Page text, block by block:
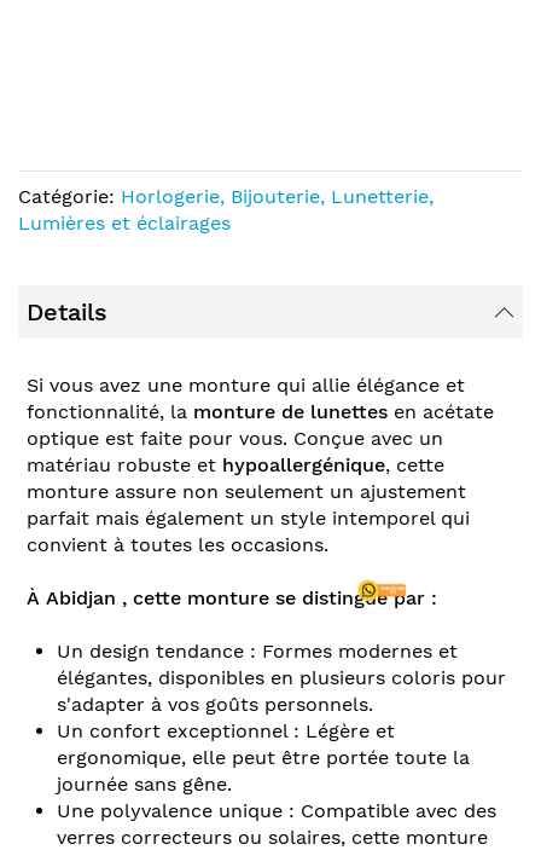
Catégorie: Horlogerie, Bijouterie, Lunetterie,
Lumières et éclairages
Details
Si vous avez une monture qui allie élégance et
fonctionnalité, la monture de lunettes en acétate
optique est faite pour vous. Conçue avec un
matériau robuste et hypoallergénique, cette
monture assure non seulement un ajustement
parfait mais également un style intemporel qui
convient à toutes les occasions.
À Abidjan , cette monture se distingue par :
Un design tendance : Formes modernes et
élégantes, disponibles en plusieurs coloris pour
s'adapter à vos goûts personnels.
Un confort exceptionnel : Légère et
ergonomique, elle peut être portée toute la
journée sans gêne.
Une polyvalence unique : Compatible avec des
verres correcteurs ou solaires, cette monture